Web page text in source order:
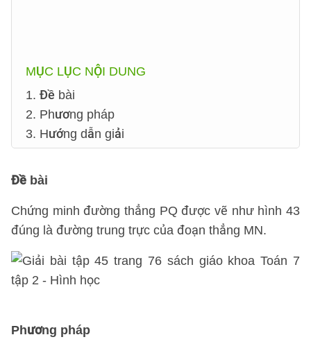
MỤC LỤC NỘI DUNG
1. Đề bài
2. Phương pháp
3. Hướng dẫn giải
Đề bài
Chứng minh đường thẳng PQ được vẽ như hình 43
đúng là đường trung trực của đoạn thẳng MN.
Phương pháp